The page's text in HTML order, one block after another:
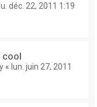
déc. 22, 2011 1:19
cool
« lun. juin 27, 2011